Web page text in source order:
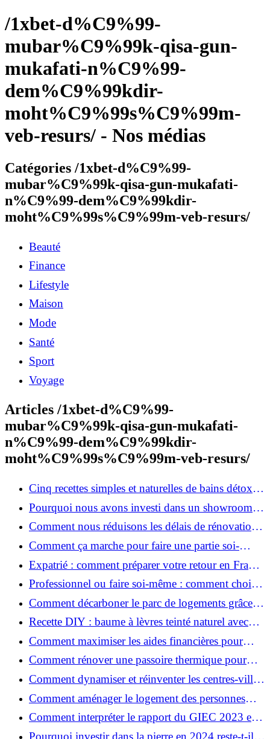
/1xbet-d%C9%99-
mubar%C9%99k-qisa-gun-
mukafati-n%C9%99-
dem%C9%99kdir-
moht%C9%99s%C9%99m-
veb-resurs/ - Nos médias
Catégories /1xbet-d%C9%99-
mubar%C9%99k-qisa-gun-mukafati-
n%C9%99-dem%C9%99kdir-
moht%C9%99s%C9%99m-veb-resurs/
Beauté
Finance
Lifestyle
Maison
Mode
Santé
Sport
Voyage
Articles /1xbet-d%C9%99-
mubar%C9%99k-qisa-gun-mukafati-
n%C9%99-dem%C9%99kdir-
moht%C9%99s%C9%99m-veb-resurs/
Cinq recettes simples et naturelles de bains détox
maison
Pourquoi nous avons investi dans un showroom-
atelier et ce que cela apporte aux clients
Comment nous réduisons les délais de rénovation à
3 mois au lieu de 6?
Comment ça marche pour faire une partie soi-
même et nous confier le reste ?
Expatrié : comment préparer votre retour en France
et rénover votre bien à distance ?
Professionnel ou faire soi-même : comment choisir
pour votre rénovation ?
Comment décarboner le parc de logements grâce à
la rénovation énergétique ?
Recette DIY : baume à lèvres teinté naturel avec
SPF
Comment maximiser les aides financières pour
votre rénovation ?
Comment rénover une passoire thermique pour
une maison durable ?
Comment dynamiser et réinventer les centres-villes
avec Action Cœur de Ville ?
Comment aménager le logement des personnes
âgées et obtenir des aides financières ?
Comment interpréter le rapport du GIEC 2023 et
en retenir l'essentiel ?
Pourquoi investir dans la pierre en 2024 reste-t-il